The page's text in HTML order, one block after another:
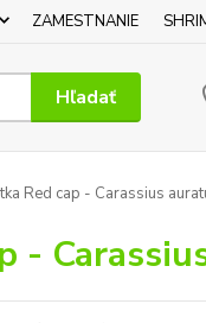
ZAMESTNANIE
Hľadať
Red cap - Carassius
-